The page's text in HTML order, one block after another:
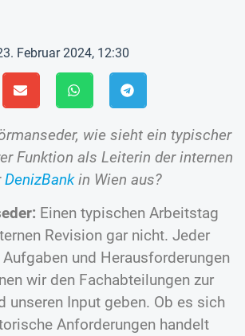
Februar 2024, 12:30
wie sieht ein typischer
Funktion als Leiterin der internen
DenizBankin Wien aus?
Einen typischen Arbeitstag
Revision gar nicht. Jeder
und Herausforderungen
wir den Fachabteilungen zur
unseren Input geben. Ob es sich
Anforderungen handelt